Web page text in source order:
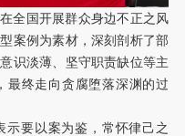
全国开展群众身边不正之风
案例为素材，深刻剖析了部
识淡薄、坚守职责缺位等主
最终走向贪腐堕落深渊的过
示要以案为鉴，常怀律己之